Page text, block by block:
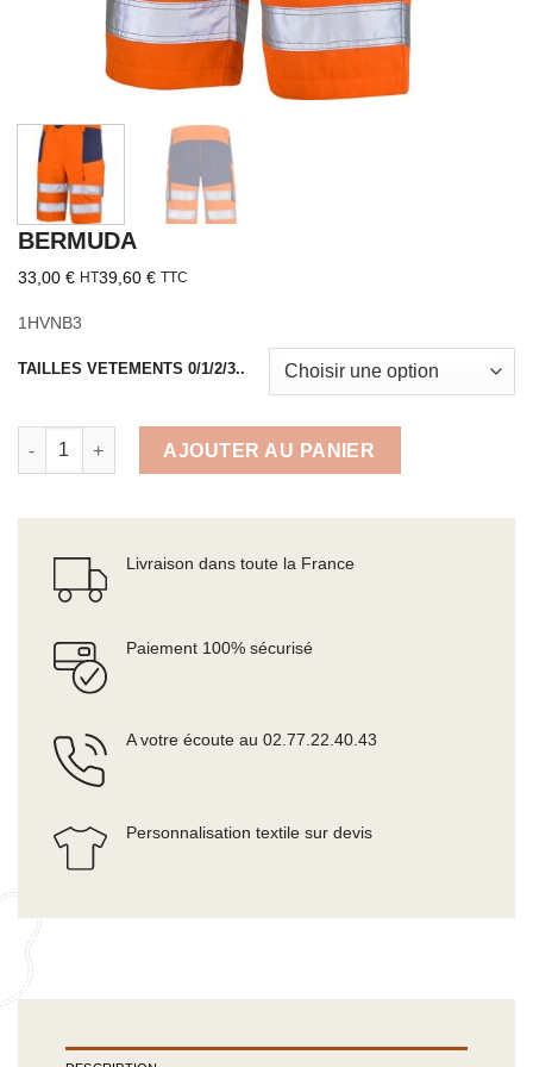
BERMUDA
33,00 € HT39,60 € TTC
1HVNB3
TAILLES VETEMENTS 0/1/2/3..
quantité de BERMUDA
AJOUTER AU PANIER
Livraison dans toute la France
Paiement 100% sécurisé
A votre écoute au 02.77.22.40.43
Personnalisation textile sur devis